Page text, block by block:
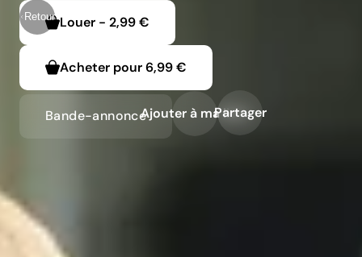
Retour Louer - 2,99 €
Acheter pour6,99 €
Bande-annonceAjouter à ma liste
Partager